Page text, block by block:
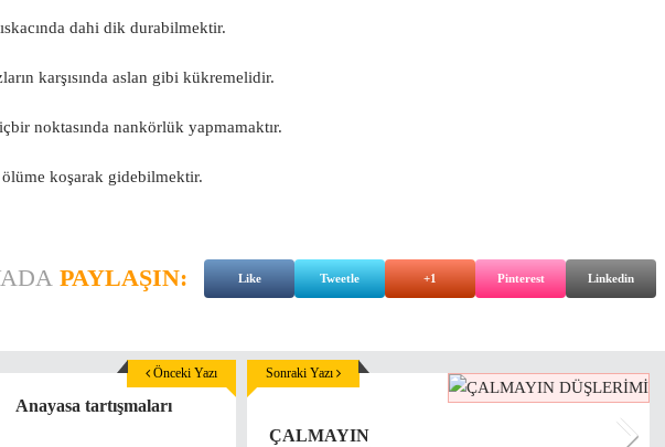
dahi dik durabilmektir.
karşısında aslan gibi kükremelidir.
noktasında nankörlük yapmamaktır.
koşarak gidebilmektir.
PAYLAŞIN: Like Tweetle +1 Pinterest Linkedin
Anayasa tartışmaları
Önceki Yazı
ÇALMAYIN
Sonraki Yazı